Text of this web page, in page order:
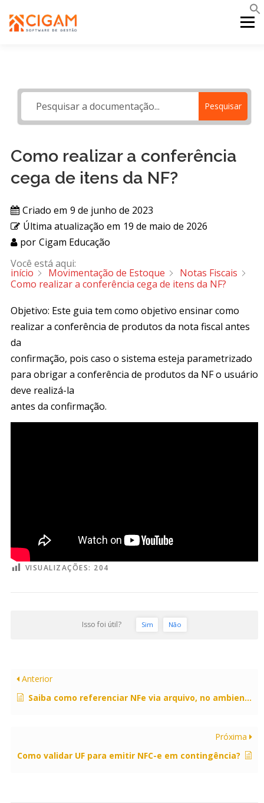
para
Menu
PORTAL WEB MOBILE SUPORTE Pesquisar
Como realizar a conferência
cega de itens da NF?
Criado em 9 de junho de 2023
Última atualização em 19 de maio de 2026
por Cigam Educação
Você está aqui:
início Movimentação de Estoque
Notas Fiscais
Como realizar a conferência cega de itens da NF?
Objetivo: Este guia tem como objetivo ensinar como
realizar a conferência de produtos da nota fiscal antes
da
confirmação, pois caso o sistema esteja parametrizado
para obrigar a conferência de produtos da NF o usuário
deve realizá-la
antes da confirmação.
VISUALIZAÇÕES: 204
Isso foi útil? Sim Não
Anterior
Saiba como referenciar NFe via arquivo, no ambiente gerencial.
Próxima
Como validar UF para emitir NFC-e em contingência?